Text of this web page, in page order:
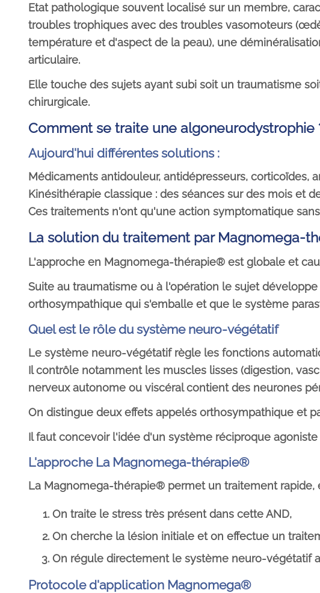
Etat pathologique souvent localisé sur un membre,
troubles trophiques avec des troubles vasomoteurs
température et d'aspect de la peau), une
articulaire.
Elle touche des sujets ayant subi soit un traumatisme
chirurgicale.
Comment se traite une algoneurodystrophie
Aujourd'hui différentes solutions :
Médicaments antidouleur, antidépresseurs, corticoïdes,
Kinésithérapie classique : des séances sur des mois et
Ces traitements n'ont qu'une action symptomatique
La solution du traitement par Magnomega-
L'approche en Magnomega-thérapie® est globale et
Suite au traumatisme ou à l'opération le sujet
orthosympathique qui s'emballe et que le système
Quel est le rôle du système neuro-végétatif
Le système neuro-végétatif règle les fonctions
Il contrôle notamment les muscles lisses (digestion,
nerveux autonome ou viscéral contient des neurones
On distingue deux effets appelés orthosympathique et
Il faut concevoir l'idée d'un système réciproque
L'approche La Magnomega-thérapie®
La Magnomega-thérapie® permet un traitement rapide,
On traite le stress très présent dans cette AND,
On cherche la lésion initiale et on effectue un
On régule directement le système neuro-végétatif
Protocole d'application Magnomega®